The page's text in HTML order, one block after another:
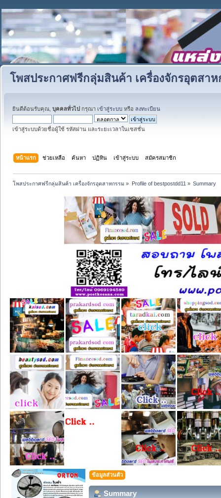
โพสประกาศฟรีกลุ่มสินค้า เครื่องจักรอุตสาห
ยินดีต้อนรับคุณ, บุคคลทั่วไป กรุณา เข้าสู่ระบบ หรือ ลงทะเบียน
เข้าสู่ระบบด้วยชื่อผู้ใช้ รหัสผ่าน และระยะเวลาในเซสชั่น
หน้าแรก ช่วยเหลือ ค้นหา ปฏิทิน เข้าสู่ระบบ สมัครสมาชิก
โพสประกาศฟรีกลุ่มสินค้า เครื่องจักรอุตสาหกรรม » Profile of bestpostdd11 » Summary
ข้อมูลส่วนตัว
Summary